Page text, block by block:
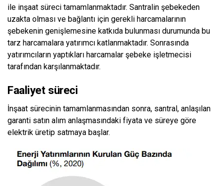
ile inşaat süreci tamamlanmaktadır. Santralin şebekeden
uzakta olması ve bağlantı için gerekli harcamalarının
şebekenin genişlemesine katkıda bulunması durumunda bu
tarz harcamalara yatırımcı katlanmaktadır. Sonrasında
yatırımcıların yaptıkları harcamalar şebeke işletmecisi
tarafından karşılanmaktadır.
Faaliyet süreci
İnşaat sürecinin tamamlanmasından sonra, santral, anlaşılan
garanti satın alım anlaşmasındaki fiyata ve süreye göre
elektrik üretip satmaya başlar.